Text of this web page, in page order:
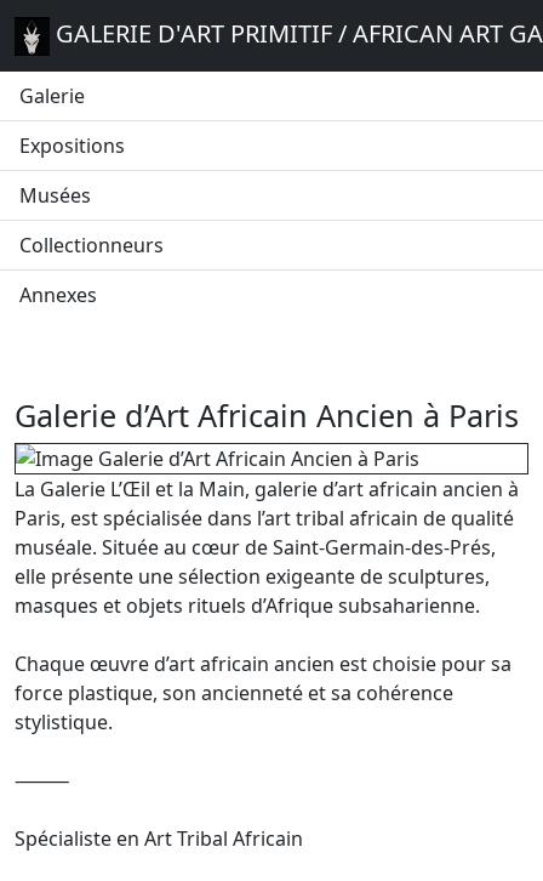
GALERIE D'ART PRIMITIF / AFRICAN ART
Galerie
Expositions
Musées
Collectionneurs
Annexes
Galerie d’Art Africain Ancien à Paris
La Galerie L’Œil et la Main, galerie d’art africain ancien à
Paris, est spécialisée dans l’art tribal africain de qualité
muséale. Située au cœur de Saint-Germain-des-Prés,
elle présente une sélection exigeante de sculptures,
masques et objets rituels d’Afrique subsaharienne.
Chaque œuvre d’art africain ancien est choisie pour sa
force plastique, son ancienneté et sa cohérence
stylistique.
⸻
Spécialiste en Art Tribal Africain